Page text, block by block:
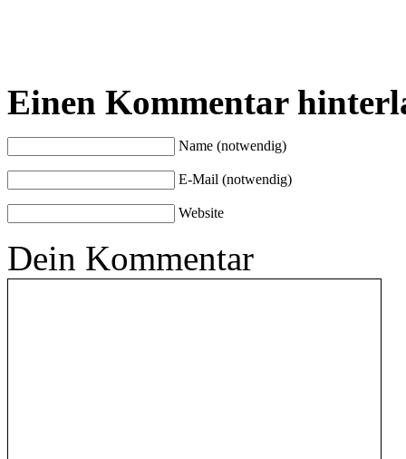
Einen Kommentar
Name (notwendig)
E-Mail (notwendig)
Website
Dein Kommentar